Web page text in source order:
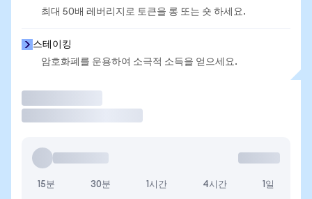
최대 50배 레버리지로 토큰을 롱 또는 숏 하세요.
스테이킹
암호화폐를 운용하여 소극적 소득을 얻으세요.
15분 30분 1시간 4시간 1일